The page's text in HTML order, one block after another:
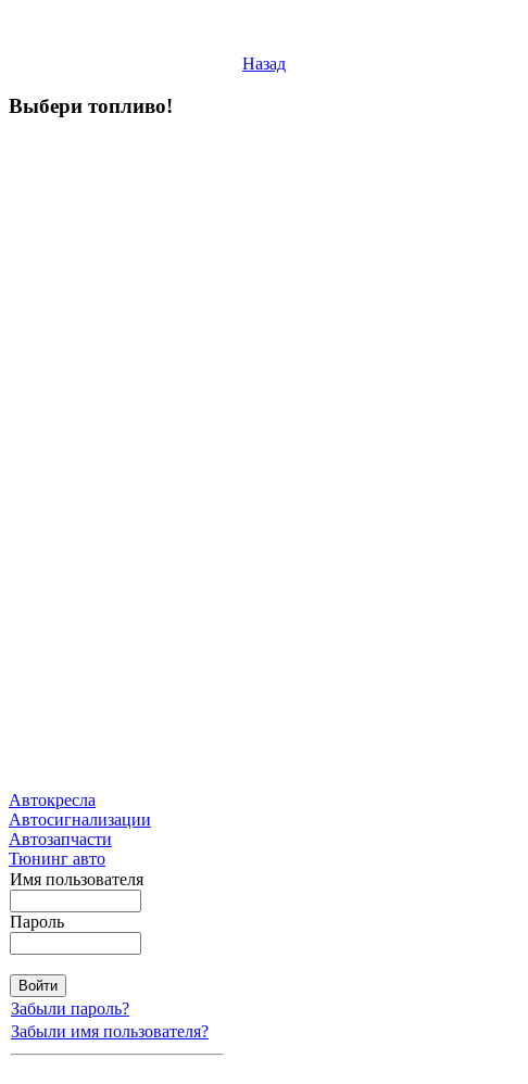
Назад
Выбери топливо!
Автокресла
Автосигнализации
Автозапчасти
Тюнинг авто
Имя пользователя
Пароль
Забыли пароль?
Забыли имя пользователя?